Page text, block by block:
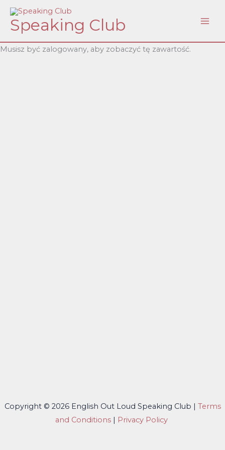
Skip
content
Speaking Club
Musisz być zalogowany, aby zobaczyć tę zawartość.
Copyright © 2026 English Out Loud Speaking Club | Terms
and Conditions | Privacy Policy